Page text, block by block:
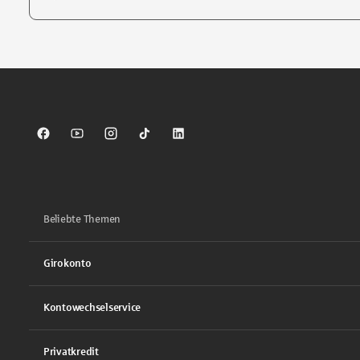
Sparkasse auf Facebook
Sparkasse auf Youtube
Sparkasse auf Instagram
Sparkasse auf TikTok
Sparkasse auf LinkedIn
Beliebte Themen
Girokonto
Kontowechselservice
Privatkredit